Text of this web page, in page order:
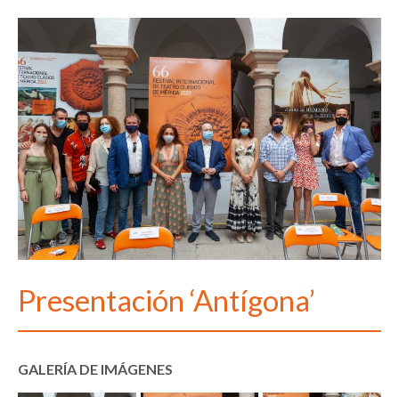
Presentación ‘Antígona’
GALERÍA DE IMÁGENES